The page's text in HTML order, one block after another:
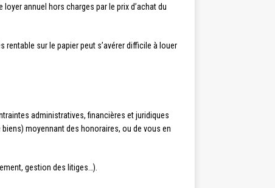
annuel hors charges par le prix d’achat du
sur le papier peut s’avérer difficile à louer
administratives, financières et juridiques
moyennant des honoraires, ou de vous en
gestion des litiges…).